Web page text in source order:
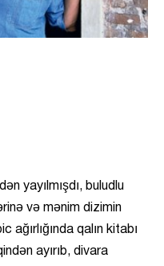
yayılmışdı, buludlu
və mənim dizimin
qalın kitabı
ayırıb, divara